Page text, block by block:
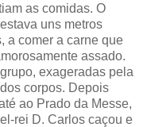
as comidas. O
uns metros
a comer a carne que
assado.
exageradas pela
corpos. Depois
ao Prado da Messe,
rei D. Carlos caçou e